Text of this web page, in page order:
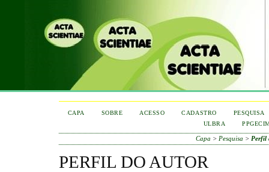
CAPA SOBRE ACESSO CADASTRO
PESQUISA
ULBRA
Capa > Pesquisa > Perfil
PERFIL DO AUTOR